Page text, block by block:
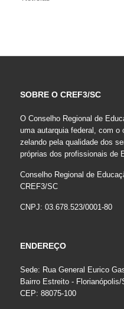
SOBRE O CREF3/SC
O Conselho Regional de
uma autarquia federal, com o
zelando pela qualidade dos
próprias dos profissionais de
Conselho Regional de
CREF3/SC
CNPJ: 03.678.523/0001-80
ENDEREÇO
Sede: Rua General Eurico
Bairro Estreito - Florianópolis/
CEP: 88075-100